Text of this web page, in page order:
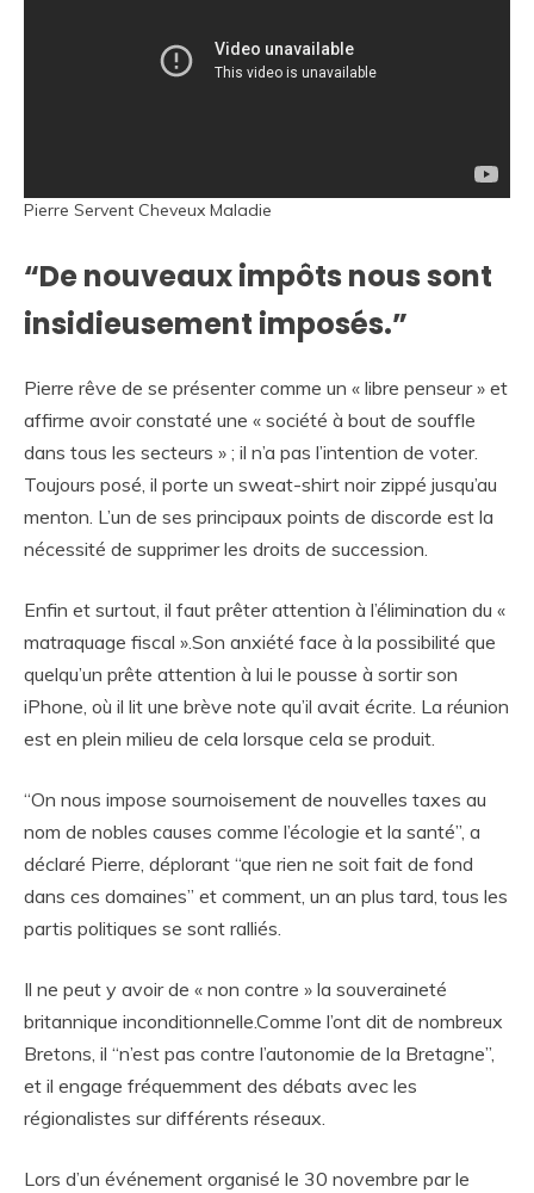
Pierre Servent Cheveux Maladie
“De nouveaux impôts nous sont
insidieusement imposés.”
Pierre rêve de se présenter comme un « libre penseur » et
affirme avoir constaté une « société à bout de souffle
dans tous les secteurs » ; il n’a pas l’intention de voter.
Toujours posé, il porte un sweat-shirt noir zippé jusqu’au
menton. L’un de ses principaux points de discorde est la
nécessité de supprimer les droits de succession.
Enfin et surtout, il faut prêter attention à l’élimination du «
matraquage fiscal ».Son anxiété face à la possibilité que
quelqu’un prête attention à lui le pousse à sortir son
iPhone, où il lit une brève note qu’il avait écrite. La réunion
est en plein milieu de cela lorsque cela se produit.
“On nous impose sournoisement de nouvelles taxes au
nom de nobles causes comme l’écologie et la santé”, a
déclaré Pierre, déplorant “que rien ne soit fait de fond
dans ces domaines” et comment, un an plus tard, tous les
partis politiques se sont ralliés.
Il ne peut y avoir de « non contre » la souveraineté
britannique inconditionnelle.Comme l’ont dit de nombreux
Bretons, il “n’est pas contre l’autonomie de la Bretagne”,
et il engage fréquemment des débats avec les
régionalistes sur différents réseaux.
Lors d’un événement organisé le 30 novembre par le